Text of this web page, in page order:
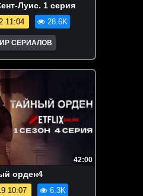
Луис. 1 серия
11:04 28.6K
СЕРИАЛОВ
42:00
орден4
10:07 6.3K